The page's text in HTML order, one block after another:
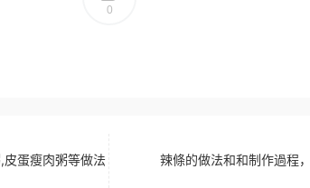
0
蛋瘦肉粥等做法
辣條的做法和和制作過程